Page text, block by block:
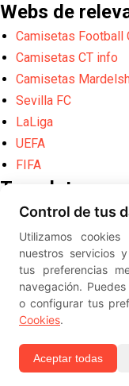
Webs de
Camisetas Football
Camisetas CT info
Camisetas
Sevilla FC
LaLiga
UEFA
FIFA
Translate
Powered by
Diseño web creado por
el Sevilla FC, Sevilla
-- --
Control de tus
Utilizamos
nuestros servicios
tus preferencias
navegación.
o configurar tus
Cookies.
Aceptar todas
2026